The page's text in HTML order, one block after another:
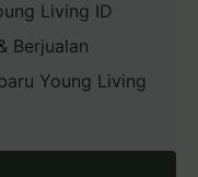
Living ID
Berjualan
Young Living